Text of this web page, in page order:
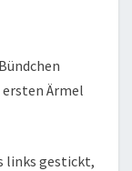
Ärmel
links gestickt,